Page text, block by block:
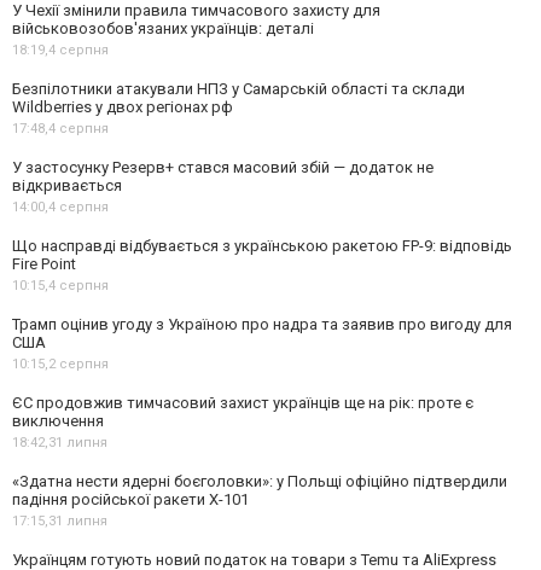
У Чехії змінили правила тимчасового захисту для
військовозобов'язаних українців: деталі
18:19,4 серпня
Безпілотники атакували НПЗ у Самарській області та склади
Wildberries у двох регіонах рф
17:48,4 серпня
У застосунку Резерв+ стався масовий збій — додаток не
відкривається
14:00,4 серпня
Що насправді відбувається з українською ракетою FP-9: відповідь
Fire Point
10:15,4 серпня
Трамп оцінив угоду з Україною про надра та заявив про вигоду для
США
10:15,2 серпня
ЄС продовжив тимчасовий захист українців ще на рік: проте є
виключення
18:42,31 липня
«Здатна нести ядерні боєголовки»: у Польщі офіційно підтвердили
падіння російської ракети Х-101
17:15,31 липня
Українцям готують новий податок на товари з Temu та AliExpress